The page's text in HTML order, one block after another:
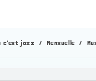
c'est jazz / Mensuelle /